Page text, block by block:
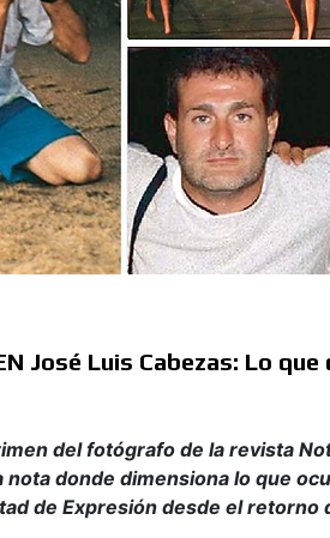
José Luis Cabezas: Lo
del fotógrafo de la revista
nota donde dimensiona lo que
de Expresión desde el retorno